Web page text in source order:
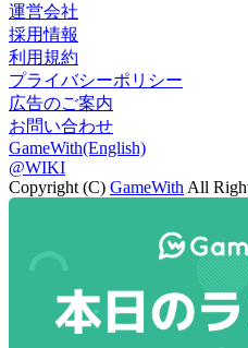
運営会社
採用情報
利用規約
プライバシーポリシー
広告のご案内
お問い合わせ
GameWith(English)
@WIKI
Copyright (C) GameWith All